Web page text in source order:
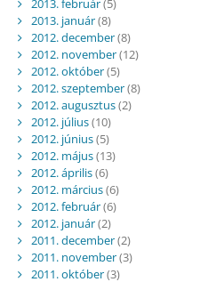
2013. február(5)
2013. január(8)
2012. december(8)
2012. november(12)
2012. október(5)
2012. szeptember(8)
2012. augusztus(2)
2012. július(10)
2012. június(5)
2012. május(13)
2012. április(6)
2012. március(6)
2012. február(6)
2012. január(2)
2011. december(2)
2011. november(3)
2011. október(3)